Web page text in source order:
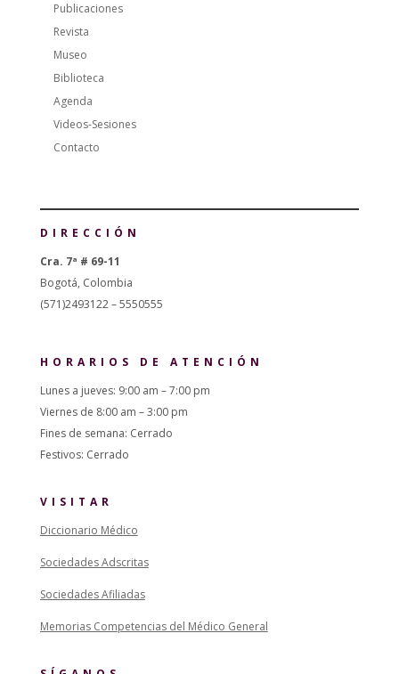
Publicaciones
Revista
Museo
Biblioteca
Agenda
Videos-Sesiones
Contacto
DIRECCIÓN
Cra. 7ª # 69-11
Bogotá, Colombia
(571)2493122 – 5550555
HORARIOS DE ATENCIÓN
Lunes a jueves: 9:00 am – 7:00 pm
Viernes de 8:00 am – 3:00 pm
Fines de semana: Cerrado
Festivos: Cerrado
VISITAR
Diccionario Médico
Sociedades Adscritas
Sociedades Afiliadas
Memorias Competencias del Médico General